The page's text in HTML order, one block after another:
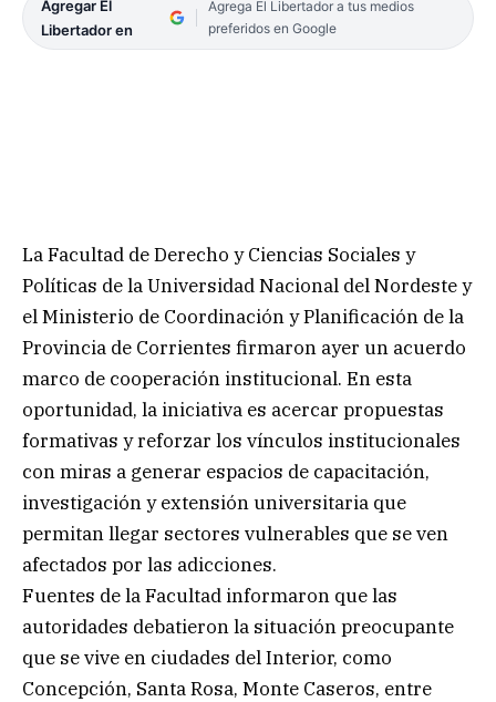
Agregar El
Libertador en
Agrega El Libertador a tus medios
preferidos en Google
La Facultad de Derecho y Ciencias Sociales y
Políticas de la Universidad Nacional del Nordeste y
el Ministerio de Coordinación y Planificación de la
Provincia de Corrientes firmaron ayer un acuerdo
marco de cooperación institucional. En esta
oportunidad, la iniciativa es acercar propuestas
formativas y reforzar los vínculos institucionales
con miras a generar espacios de capacitación,
investigación y extensión universitaria que
permitan llegar sectores vulnerables que se ven
afectados por las adicciones.
Fuentes de la Facultad informaron que las
autoridades debatieron la situación preocupante
que se vive en ciudades del Interior, como
Concepción, Santa Rosa, Monte Caseros, entre